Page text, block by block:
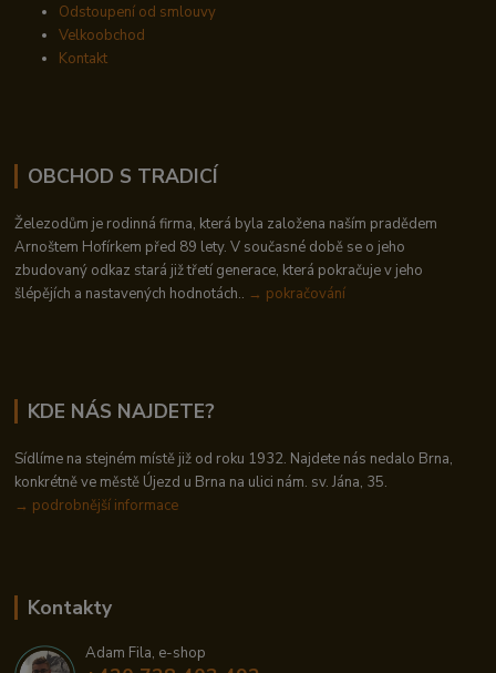
Odstoupení od smlouvy
Velkoobchod
Kontakt
OBCHOD S TRADICÍ
Železodům je rodinná firma, která byla založena naším pradědem
Arnoštem Hofírkem před 89 lety. V současné době se o jeho
zbudovaný odkaz stará již třetí generace, která pokračuje v jeho
šlépějích a nastavených hodnotách.. → pokračování
KDE NÁS NAJDETE?
Sídlíme na stejném místě již od roku 1932. Najdete nás nedalo Brna,
konkrétně ve městě Újezd u Brna na ulici nám. sv. Jána, 35.
→ podrobnější informace
Kontakty
Adam Fila, e-shop